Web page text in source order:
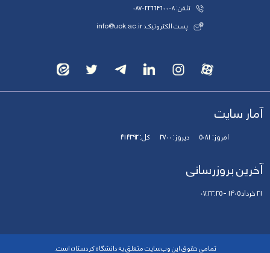
تلفن: 8-33664600-087
پست الکترونیک: info@uok.ac.ir
آمار سایت
امروز:5081 دیروز:3700 کل:414392
آخرین بروزرسانی
21 خرداد 1405 - 07:22:25
تمامی حقوق این وب‌سایت متعلق به دانشگاه کردستان است.